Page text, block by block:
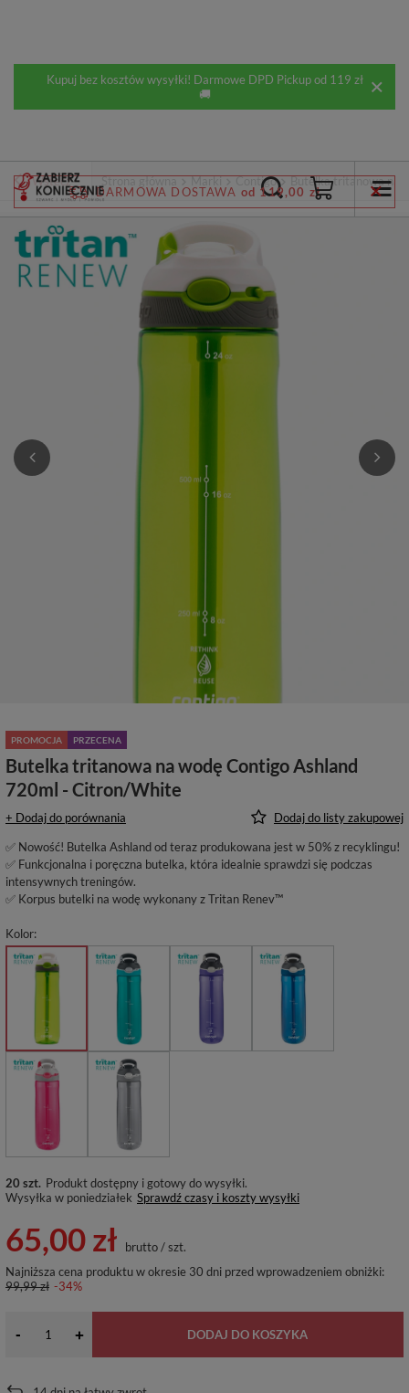
Kupuj bez kosztów wysyłki! Darmowe DPD Pickup od 119 zł
🚚
DARMOWA DOSTAWA od 119,00 zł
Wstecz Strona główna Marki Contigo Butelka tritanowa na
PROMOCJA PRZECENA
Butelka tritanowa na wodę Contigo Ashland
720ml - Citron/White
+ Dodaj do porównania
Dodaj do listy zakupowej
✅ Nowość! Butelka Ashland od teraz produkowana jest w 50% z recyklingu!
✅ Funkcjonalna i poręczna butelka, która idealnie sprawdzi się podczas
intensywnych treningów.
✅ Korpus butelki na wodę wykonany z Tritan Renev™
Kolor
20 szt. Produkt dostępny i gotowy do wysyłki
Wysyłka w poniedziałek Sprawdź czasy i koszty wysyłki
65,00 zł brutto/szt.
Najniższa cena produktu w okresie 30 dni przed wprowadzeniem obniżki:
99,99 zł -34%
- + DODAJ DO KOSZYKA